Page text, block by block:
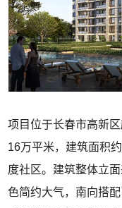
项目位于长春市高新
16万平米，建筑面积
度社区。建筑整体立
色简约大气，南向搭